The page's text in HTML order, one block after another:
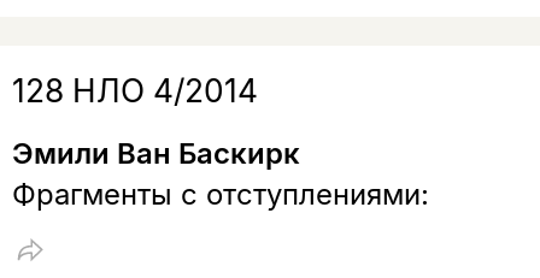
128 НЛО 4/2014
Эмили Ван Баскирк
Фрагменты с отступлениями: